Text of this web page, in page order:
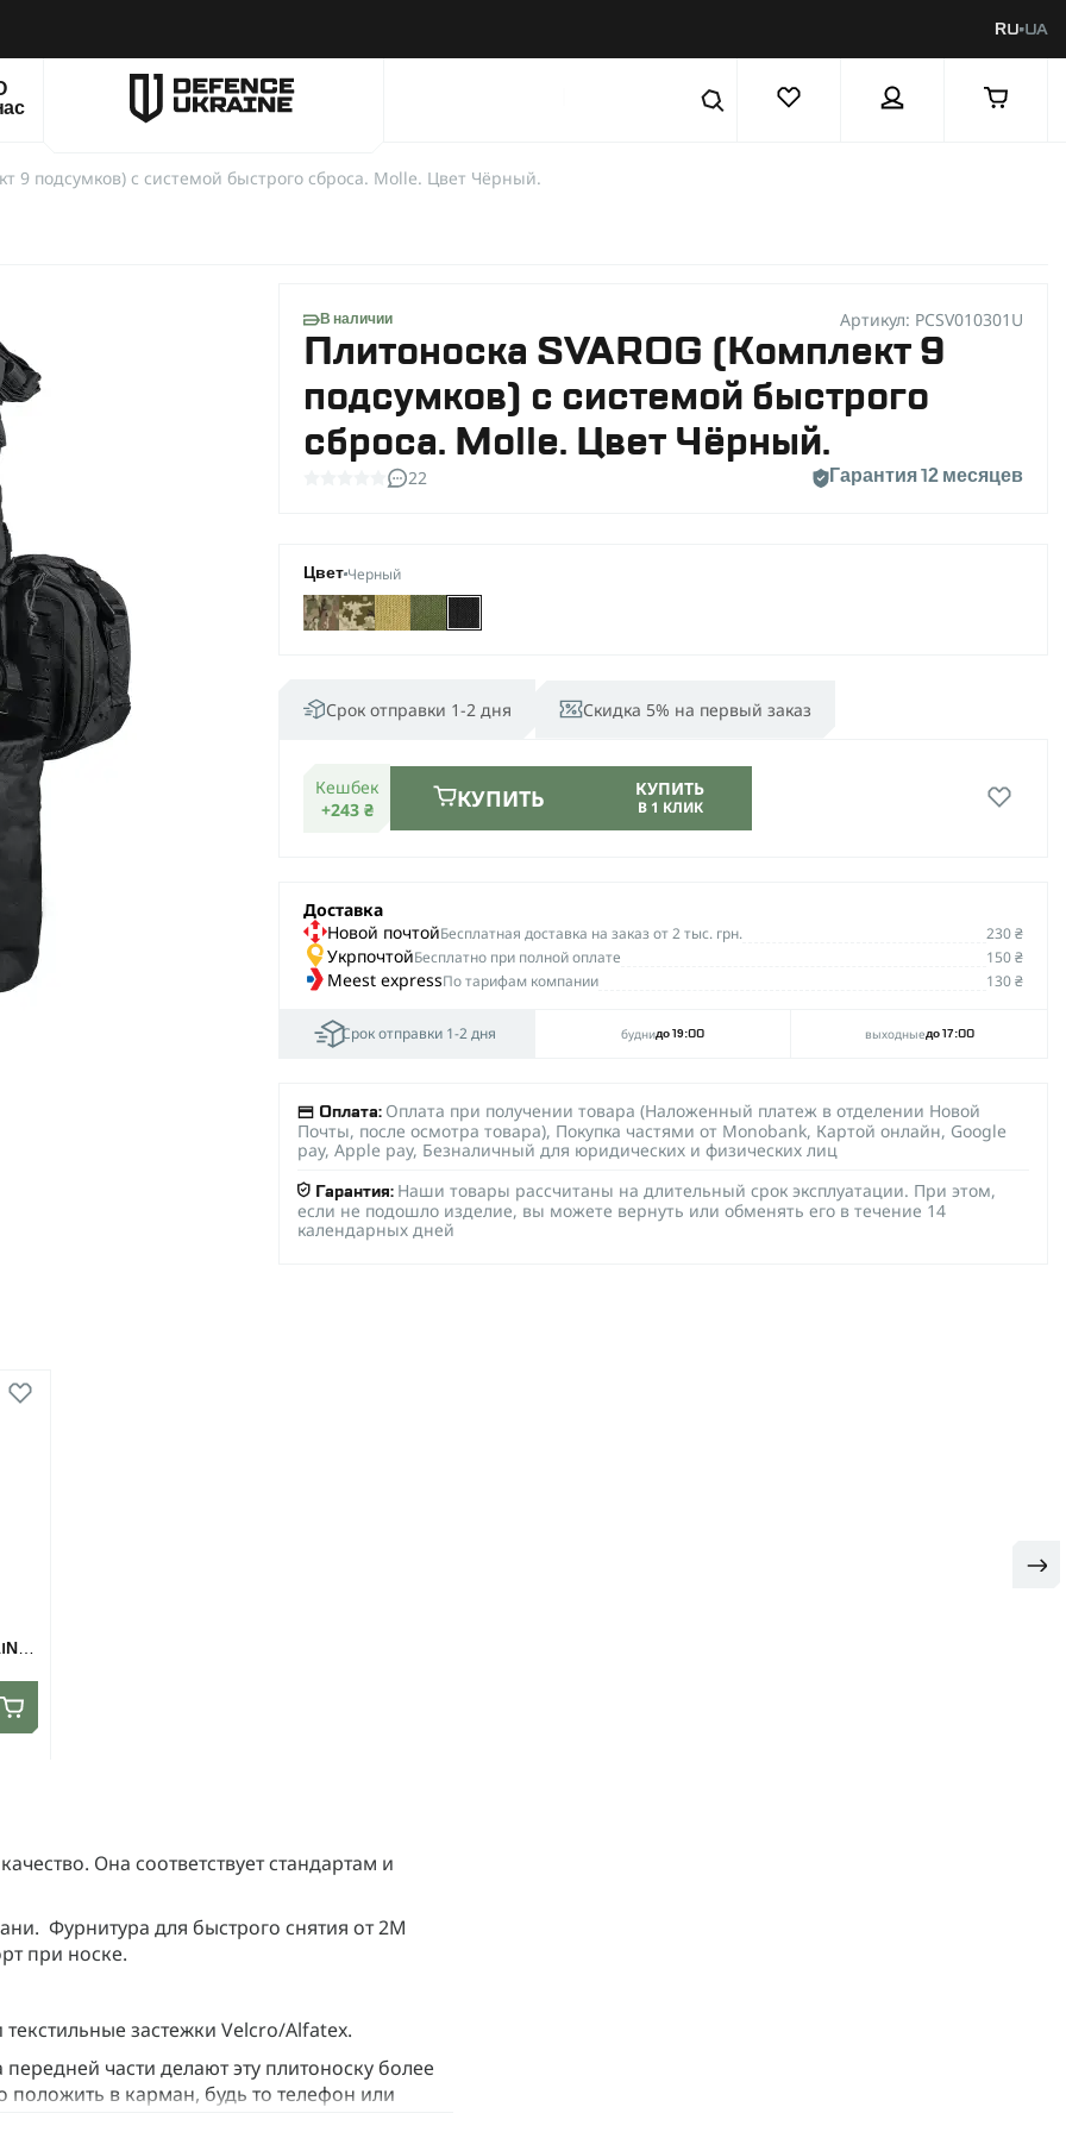
RU UA
9 подсумков) с системой быстрого сброса. Molle. Цвет Чёрный.
В наличии Артикул: PCSV010301U
Плитоноска SVAROG (Комплект 9
подсумков) с системой быстрого
сброса. Molle. Цвет Чёрный.
22 Гарантия 12 месяцев
Цвет Черный
Срок отправки 1-2 дня Скидка 5% на первый заказ
Кешбек
+243 ₴
КУПИТЬ КУПИТЬ
В 1 КЛИК
Доставка
Новой почтойБеcплатная доставка на заказ от 2 тыс. грн. 230 ₴
УкрпочтойБесплатно при полной оплате 150 ₴
Meest expressПо тарифам компании 130 ₴
Срок отправки 1-2 дня буднидо 19:00 выходныедо 17:00
Оплата: Оплата при получении товара (Наложенный платеж в отделении Новой
Почты, после осмотра товара), Покупка частями от Monobank, Картой онлайн, Google
pay, Apple pay, Безналичный для юридических и физических лиц
Гарантия: Наши товары рассчитаны на длительный срок эксплуатации. При этом,
если не подошло изделие, вы можете вернуть или обменять его в течение 14
календарных дней
Она соответствует стандартам и
Фурнитура для быстрого снятия от 2М
при носке.
застежки Velcro/Alfatex.
части делают эту плитоноску более
положить в карман, будь то телефон или